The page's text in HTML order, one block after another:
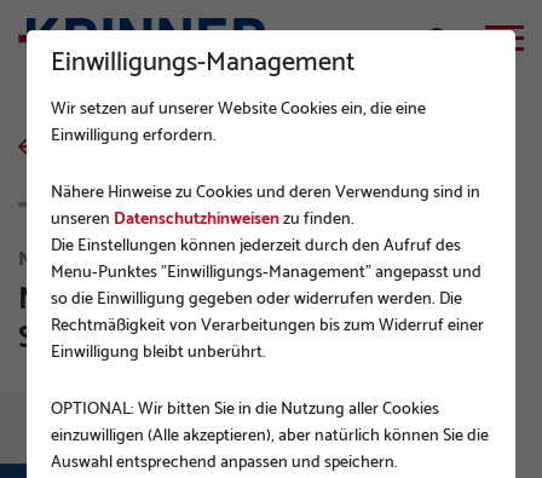
zurück zur Übersicht
NEUIGKEITEN
Neu: Die KRINNER Vi-Serie. Das
Schraubpfahlsystem.
Einwilligungs-Management
Wir setzen auf unserer Website Cookies ein, die eine
Einwilligung erfordern.
Nähere Hinweise zu Cookies und deren Verwendung sind in
unseren Datenschutzhinweisenzu finden.
Die Einstellungen können jederzeit durch den Aufruf des
Menu-Punktes "Einwilligungs-Management" angepasst und
so die Einwilligung gegeben oder widerrufen werden. Die
Rechtmäßigkeit von Verarbeitungen bis zum Widerruf einer
Einwilligung bleibt unberührt.
OPTIONAL: Wir bitten Sie in die Nutzung aller Cookies
einzuwilligen (Alle akzeptieren), aber natürlich können Sie die
Auswahl entsprechend anpassen und speichern.